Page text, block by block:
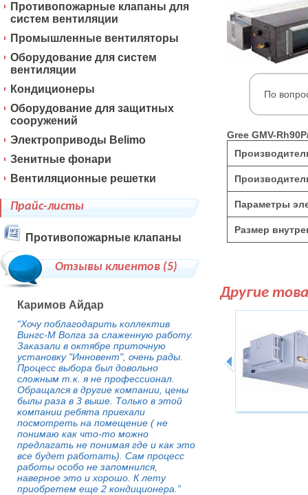
По
Gree GMV-
Параметры
Размер
Другие
Противопожарные клапаны для
систем вентиляции
Промышленные вентиляторы
Оборудование для систем
вентиляции
Кондиционеры
Оборудование для защитных
сооружений
Электроприводы Belimo
Зенитные фонари
Вентиляционные решетки
Прайс-листы
Противопожарные клапаны
Отзывы клиентов (5)
Каримов Айдар
“Хочу поблагодарить коллектив
Вингс-М Волга за слаженную работу.
Заказали в октябре приточную
установку "Инновент", очень рады.
Процесс выбора был довольно
сложным т.к. я не профессионал.
Обращался в другие компании, цены
былы раза в 3 выше. Только в этой
компании ребята приехали
посмотреть на помещение ( не
понимаю как что-то можно
предлагать не понимая где и как это
все будет работать). Сам процесс
работы особо не запомнился,
наверное это и хорошо. К лету
приобретем еще 2 кондиционера.”